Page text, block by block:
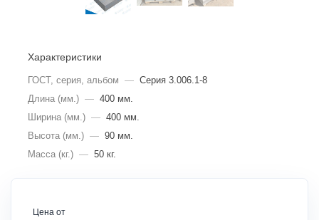
Характеристики
ГОСТ, серия, альбом — Серия 3.006.1-8
Длина (мм.) — 400 мм.
Ширина (мм.) — 400 мм.
Высота (мм.) — 90 мм.
Масса (кг.) — 50 кг.
Цена от